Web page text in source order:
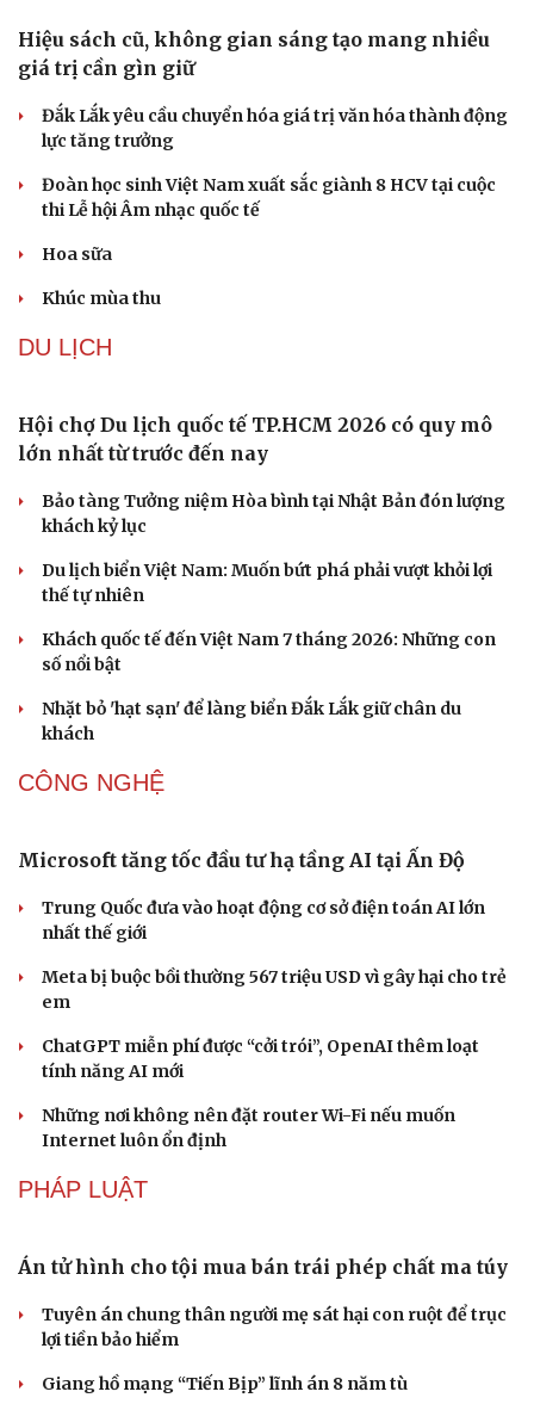
Văn hóa
Sân khấu - Điện ảnh
Văn học
Âm nhạc
Giải trí
Thời trang
nan chiến lược
Mỹ bác thông tin thiếu hụt đạn dược sau nhiều tháng
giao tranh với Iran
Phê duyệt Kế hoạch bồi dưỡng kiến thức quốc phòng và
VĂN HÓA
Hiệu sách cũ, không gian sáng tạo mang nhiều
Đoàn học sinh Việt Nam xuất sắc giành 8 HCV tại cuộc
thi Lễ hội Âm nhạc quốc tế
Hoa sữa
DU LỊCH
Hội chợ Du lịch quốc tế TP.HCM 2026 có quy mô
lớn nhất từ trước đến nay
khách kỷ lục
thế tự nhiên
Khách quốc tế đến Việt Nam 7 tháng 2026: Những con
số nổi bật
Nhặt bỏ 'hạt sạn' để làng biển Đắk Lắk giữ chân du
khách
CÔNG NGHỆ
Microsoft tăng tốc đầu tư hạ tầng AI tại Ấn Độ
nhất thế giới
em
ChatGPT miễn phí được “cởi trói”, OpenAI thêm loạt
tính năng AI mới
Những nơi không nên đặt router Wi-Fi nếu muốn
Internet luôn ổn định